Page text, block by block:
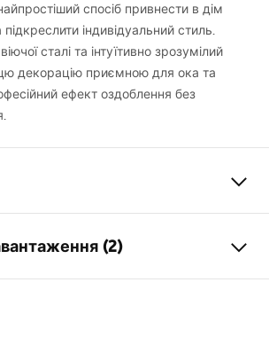
спосіб привнести в дім
індивідуальний стиль.
сталі та інтуїтивно зрозумілий
декорацію приємною для ока та
ефект оздоблення без
хром
нержавіюча сталь
(2)